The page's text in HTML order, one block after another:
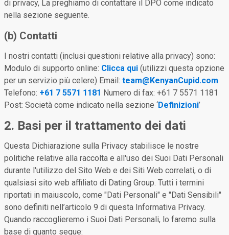
di privacy, La preghiamo di contattare il DPO come indicato
nella sezione seguente.
(b) Contatti
I nostri contatti (inclusi questioni relative alla privacy) sono:
Modulo di supporto online: Clicca qui (utilizzi questa opzione
per un servizio più celere) Email: team@KenyanCupid.com
Telefono: +61 7 5571 1181 Numero di fax: +61 7 5571 1181
Post: Società come indicato nella sezione ‘Definizioni’
2. Basi per il trattamento dei dati
Questa Dichiarazione sulla Privacy stabilisce le nostre
politiche relative alla raccolta e all'uso dei Suoi Dati Personali
durante l'utilizzo del Sito Web e dei Siti Web correlati, o di
qualsiasi sito web affiliato di Dating Group. Tutti i termini
riportati in maiuscolo, come "Dati Personali" e "Dati Sensibili"
sono definiti nell’articolo 9 di questa Informativa Privacy.
Quando raccoglieremo i Suoi Dati Personali, lo faremo sulla
base di quanto segue: